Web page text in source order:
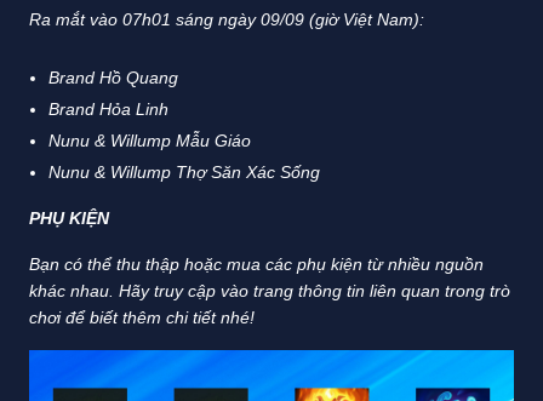
Ra mắt vào 07h01 sáng ngày 09/09 (giờ Việt Nam):
Brand Hồ Quang
Brand Hỏa Linh
Nunu & Willump Mẫu Giáo
Nunu & Willump Thợ Săn Xác Sống
PHỤ KIỆN
Bạn có thể thu thập hoặc mua các phụ kiện từ nhiều nguồn
khác nhau. Hãy truy cập vào trang thông tin liên quan trong trò
chơi để biết thêm chi tiết nhé!